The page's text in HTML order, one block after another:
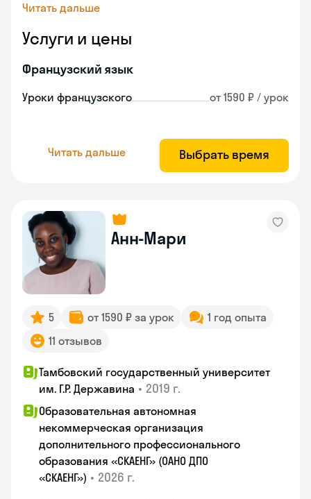
Читать дальше
Услуги и цены
Французский язык
Уроки французского от 1590 ₽ / урок
Читать дальше Выбрать время
Анн-Мари
5 от 1590 ₽ за урок
1 год опыта
11 отзывов
Тамбовский государственный университет
им. Г.Р. Державина • 2019 г.
Образовательная автономная
некоммерческая организация
дополнительного профессионального
образования «СКАЕНГ» (ОАНО ДПО
«СКАЕНГ») • 2026 г.